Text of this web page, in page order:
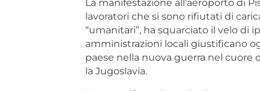
La manifestazione all’aeroporto di
lavoratori che si sono rifiutati di
“umanitari”, ha squarciato il velo di
amministrazioni locali giustificano
paese nella nuova guerra nel cuore
la Jugoslavia.